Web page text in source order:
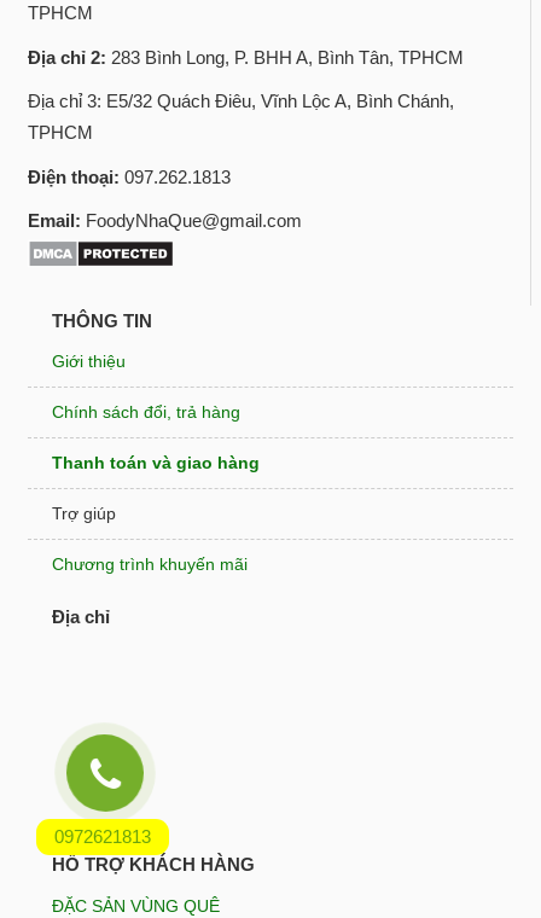
0972621813
TPHCM
Địa chỉ 2: 283 Bình Long, P. BHH A, Bình Tân, TPHCM
Địa chỉ 3: E5/32 Quách Điêu, Vĩnh Lộc A, Bình Chánh,
TPHCM
Điện thoại: 097.262.1813
Email: FoodyNhaQue@gmail.com
THÔNG TIN
Giới thiệu
Chính sách đổi, trả hàng
Thanh toán và giao hàng
Trợ giúp
Chương trình khuyến mãi
Địa chỉ
HỖ TRỢ KHÁCH HÀNG
ĐẶC SẢN VÙNG QUÊ